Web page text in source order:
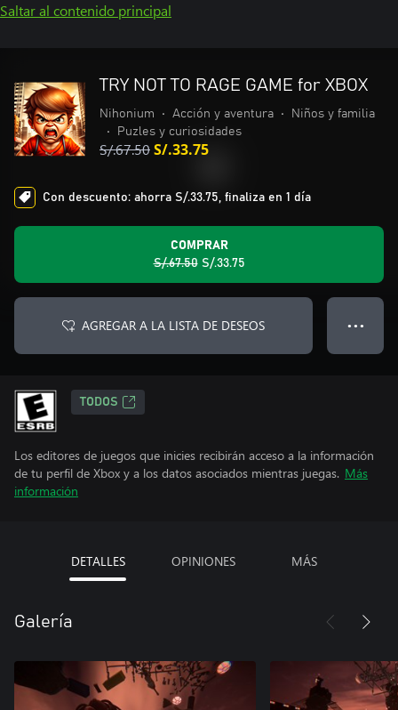
Saltar al contenido principal
TRY NOT TO RAGE GAME for XBOX͏
Nihonium • Acción y aventura •
Niños y familia
•
Puzles y curiosidades
S/.67.50S/.33.75
Con descuento: ahorra S/.33.75, finaliza en 1 día
COMPRAR
S/.67.50 S/.33.75
AGREGAR A LA LISTA DE DESEOS ● ● ●
TODOS
Los editores de juegos que inicies recibirán acceso a la información
de tu perfil de Xbox y a los datos asociados mientras juegas. Más
información
DETALLES OPINIONES MÁS
Galería